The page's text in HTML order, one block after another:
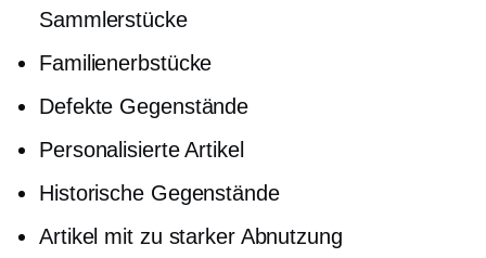
Sammlerstücke
Familienerbstücke
Defekte Gegenstände
Personalisierte Artikel
Historische Gegenstände
Artikel mit zu starker Abnutzung